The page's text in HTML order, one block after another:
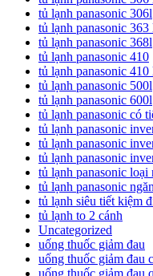
tủ lạnh panasonic 306l
tủ lạnh panasonic 363
tủ lạnh panasonic 368l
tủ lạnh panasonic 410
tủ lạnh panasonic 410
tủ lạnh panasonic 500l
tủ lạnh panasonic 600l
tủ lạnh panasonic có
tủ lạnh panasonic
tủ lạnh panasonic
tủ lạnh panasonic
tủ lạnh panasonic loại
tủ lạnh panasonic
tủ lạnh siêu tiết kiệm
tủ lạnh to 2 cánh
Uncategorized
uống thuốc giảm đau
uống thuốc giảm đau
uống thuốc giảm đau